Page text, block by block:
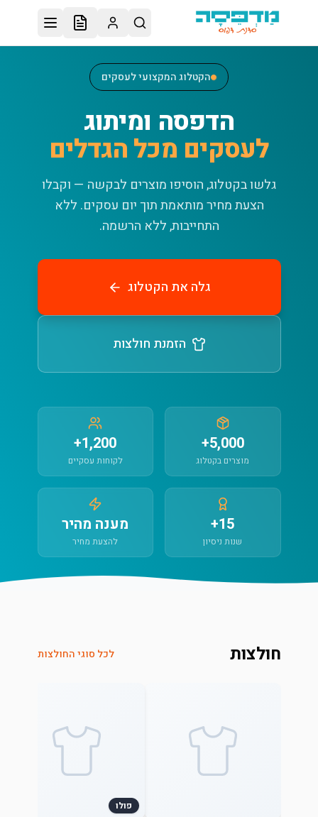
דלג לתוכן הראשי
הקטלוג המקצועי לעסקים
הדפסה ומיתוג
לעסקים מכל הגדלים
גלשו בקטלוג, הוסיפו מוצרים לבקשה — וקבלו
הצעת מחיר מותאמת תוך יום עסקים. ללא
התחייבות, ללא הרשמה.
גלה את הקטלוג
הזמנת חולצות
5,000+
מוצרים בקטלוג
1,200+
לקוחות עסקיים
15+
שנות ניסיון
מענה מהיר
להצעת מחיר
חולצות לכל סוגי החולצות
פולו